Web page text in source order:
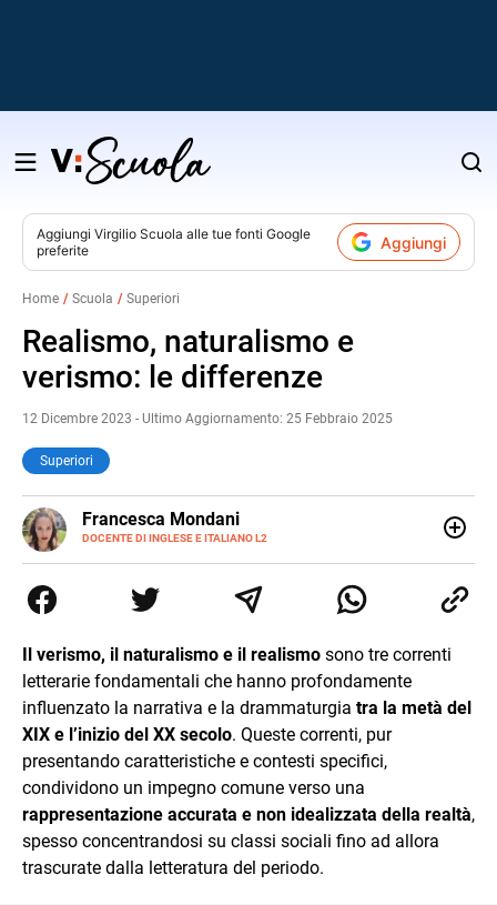
Salta
contenuto
Aggiungi Virgilio Scuola alle tue fonti Google
preferite
Aggiungi
Home Scuola Superiori
Realismo, naturalismo e
verismo: le differenze
12 Dicembre 2023 - Ultimo Aggiornamento: 25 Febbraio 2025
Superiori
Francesca Mondani
DOCENTE DI INGLESE E ITALIANO L2
LINKEDIN
INSTAGRAM
secondaria di secondo grado. Mi occupo inoltre di
traduzioni, SEO Onsite e contenuti per il web. Amo i saggi
della sintesi.
Il verismo, il naturalismo e il realismo sono tre correnti
letterarie fondamentali che hanno profondamente
influenzato la narrativa e la drammaturgia tra la metà del
XIX e l’inizio del XX secolo. Queste correnti, pur
presentando caratteristiche e contesti specifici,
condividono un impegno comune verso una
rappresentazione accurata e non idealizzata della realtà,
spesso concentrandosi su classi sociali fino ad allora
trascurate dalla letteratura del periodo.